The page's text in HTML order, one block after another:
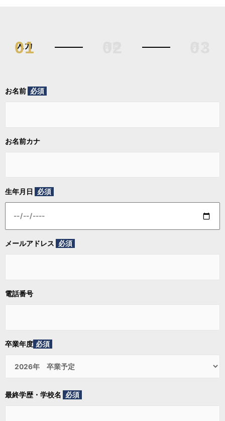
入力
01
お名前 必須
お名前カナ
生年月日 必須
メールアドレス 必須
電話番号
卒業年度 必須
最終学歴・学校名 必須